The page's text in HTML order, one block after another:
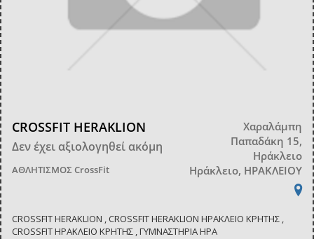
CROSSFIT HERAKLION
Δεν έχει αξιολογηθεί ακόμη
ΑΘΛΗΤΙΣΜΟΣ CrossFit
Χαραλάμπη
Παπαδάκη 15,
Ηράκλειο
Ηράκλειο, ΗΡΑΚΛΕΙΟΥ
CROSSFIT HERAKLION , CROSSFIT HERAKLION ΗΡΑΚΛΕΙΟ ΚΡΗΤΗΣ ,
CROSSFIT ΗΡΑΚΛΕΙΟ ΚΡΗΤΗΣ , ΓΥΜΝΑΣΤΗΡΙΑ ΗΡΑ